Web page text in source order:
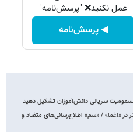
عمل نکنید❌ "پرسش‌نامه"
◀ پرسش‌نامه
سریالی دانش‌آموزان تشکیل دهید
«اغما» / «سم» اطلاع‌رسانی‌های متضاد و